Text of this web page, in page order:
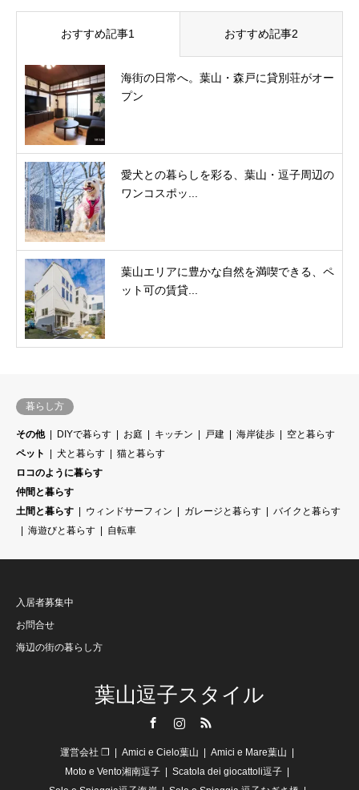
おすすめ記事1 おすすめ記事2
海街の日常へ。葉山・森戸に貸別荘がオー
プン
愛犬との暮らしを彩る、葉山・逗子周辺の
ワンコスポッ...
葉山エリアに豊かな自然を満喫できる、ペ
ット可の賃貸...
暮らし方
その他 DIYで暮らす お庭 キッチン 戸建 海岸徒歩
空と暮らす
ペット
犬と暮らす
猫と暮らす
ロコのように暮らす
仲間と暮らす
土間と暮らす
ウィンドサーフィン ガレージと暮らす
バイクと暮らす
海遊びと暮らす
自転車
入居者募集中
お問合せ
海辺の街の暮らし方
葉山逗子スタイル
運営会社 ❐ Amici e Cielo葉山
Amici e Mare葉山
Moto e Vento湘南逗子
Scatola dei giocattoli逗子